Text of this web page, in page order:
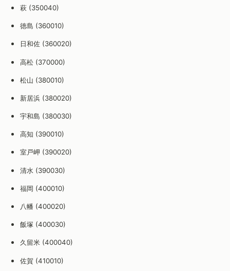
萩 (350040)
徳島 (360010)
日和佐 (360020)
高松 (370000)
松山 (380010)
新居浜 (380020)
宇和島 (380030)
高知 (390010)
室戸岬 (390020)
清水 (390030)
福岡 (400010)
八幡 (400020)
飯塚 (400030)
久留米 (400040)
佐賀 (410010)